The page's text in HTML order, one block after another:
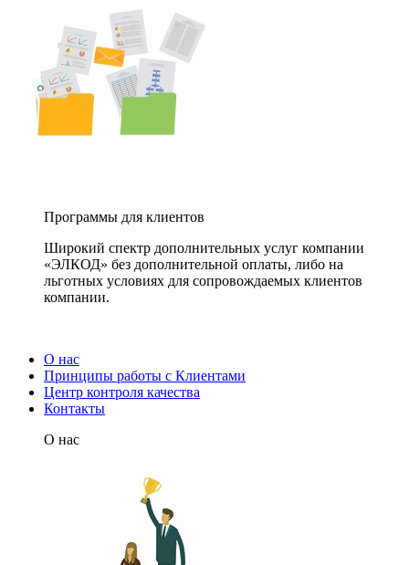
Программы для клиентов
Широкий спектр дополнительных услуг компании
«ЭЛКОД» без дополнительной оплаты, либо на
льготных условиях для сопровождаемых клиентов
компании.
О нас
Принципы работы с Клиентами
Центр контроля качества
Контакты
О нас